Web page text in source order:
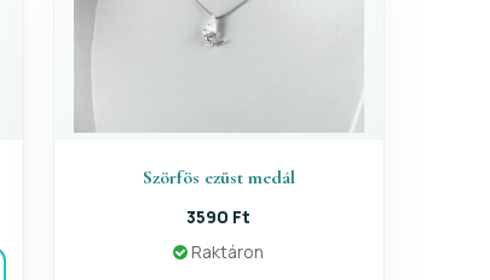
Szörfös ezüst medál
3590 Ft
Raktáron